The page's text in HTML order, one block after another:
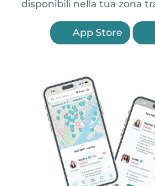
disponibili nella tua zona
App Store